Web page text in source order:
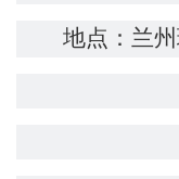
地点： 兰